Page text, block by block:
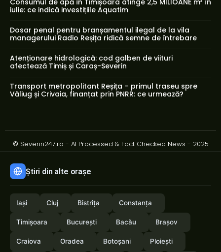
Consumul de apă în Timișoara atinge 2,5 MILIOANE m³ în
iulie: ce indică investițiile Aquatim
Dosar penal pentru branșamentul ilegal de la vila
managerului Radio Reșița ridică semne de întrebare
Atenționare hidrologică: cod galben de viituri
afectează Timiș și Caraș-Severin
Transport metropolitant Reșița – primul traseu spre
Văliug și Crivaia, finanțat prin PNRR: ce urmează?
© Severin247.ro - AI Processed & Fact Checked News - 2025
Știri din alte orașe
Iași Cluj Bistrița Constanța
Timișoara București Bacău Brașov
Craiova Oradea Botoșani Ploiești